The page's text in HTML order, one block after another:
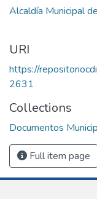
Alcaldía Municipal
URI
https://
2631
Collections
Documentos
Full item page